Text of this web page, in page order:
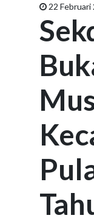
22 Februari